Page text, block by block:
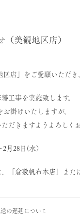
美観地区店）
区店」をご愛顧いただ
工事を実施致します。
掛けいたしますが、
だきますようよろしく
月28日(水）
「倉敷帆布本店」また
の遅延について